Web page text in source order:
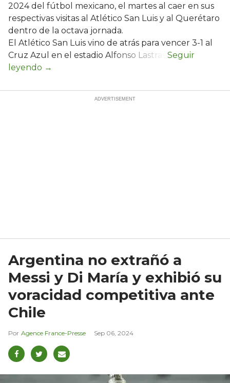
2024 del fútbol mexicano, el martes al caer en sus
respectivas visitas al Atlético San Luis y al Querétaro
dentro de la octava jornada.
El Atlético San Luis vino de atrás para vencer 3-1 al
Cruz Azul en el estadio Alfonso Lastras.
Argentina no extrañó a
Messi y Di María y exhibió su
voracidad competitiva ante
Chile
Agence France-Presse Sep 06, 2024